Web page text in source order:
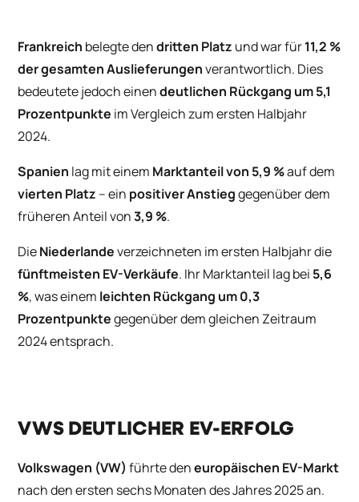
Frankreich belegte dendritten Platz und war für11,2 %
der gesamten Auslieferungenverantwortlich. Dies
bedeutete jedoch einendeutlichen Rückgang um 5,1
Prozentpunkte im Vergleich zum ersten Halbjahr
2024.
Spanien lag mit einem Marktanteil von 5,9 %auf dem
vierten Platz – ein positiver Anstieggegenüber dem
früheren Anteil von3,9 %.
DieNiederlandeverzeichneten im ersten Halbjahr die
fünftmeisten EV-Verkäufe. Ihr Marktanteil lag bei 5,6
%, was einem leichten Rückgang um 0,3
Prozentpunktegegenüber dem gleichen Zeitraum
2024 entsprach.
VWS DEUTLICHER EV-ERFOLG
Volkswagen (VW) führte deneuropäischen EV-Markt
nach den ersten sechs Monaten des Jahres 2025 an.